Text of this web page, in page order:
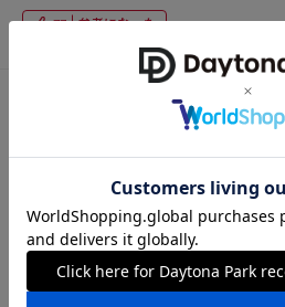
77 参考になった
鮮やかな青でかわいい
投稿者：くろべぇ
男性
20代後半 170cm 60～
79 参考になった